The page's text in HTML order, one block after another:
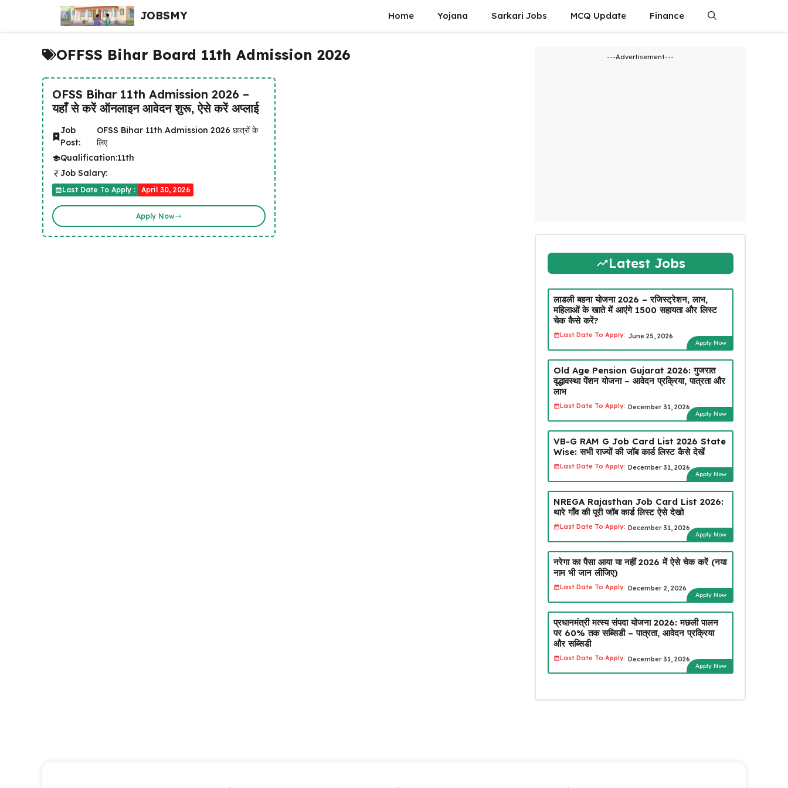
content
JOBSMY Home Yojana Sarkari Jobs MCQ Update Finance
OFFSS Bihar Board 11th Admission 2026
OFSS Bihar 11th Admission 2026 –
यहाँ से करें ऑनलाइन आवेदन शुरू, ऐसे करें अप्लाई
Job
Post:
OFSS Bihar 11th Admission 2026 छात्रों के
लिए
Qualification:11th
Job Salary:
Last Date To Apply : April 30, 2026
Apply Now
---Advertisement---
Latest Jobs
लाडली बहना योजना 2026 – रजिस्ट्रेशन, लाभ,
महिलाओं के खाते में आएंगे ₹1500 सहायता और लिस्ट
चेक कैसे करें?
Last Date To Apply: June 25, 2026
Apply Now
Old Age Pension Gujarat 2026: गुजरात
वृद्धावस्था पेंशन योजना – आवेदन प्रक्रिया, पात्रता और
लाभ
Last Date To Apply: December 31, 2026
Apply Now
VB-G RAM G Job Card List 2026 State
Wise: सभी राज्यों की जॉब कार्ड लिस्ट कैसे देखें
Last Date To Apply: December 31, 2026
Apply Now
NREGA Rajasthan Job Card List 2026:
थारे गाँव की पूरी जॉब कार्ड लिस्ट ऐसे देखो
Last Date To Apply: December 31, 2026
Apply Now
नरेगा का पैसा आया या नहीं 2026 में ऐसे चेक करें (नया
नाम भी जान लीजिए)
Last Date To Apply: December 2, 2026
Apply Now
प्रधानमंत्री मत्स्य संपदा योजना 2026: मछली पालन
पर 60% तक सब्सिडी – पात्रता, आवेदन प्रक्रिया
और सब्सिडी
Last Date To Apply: December 31, 2026
Apply Now